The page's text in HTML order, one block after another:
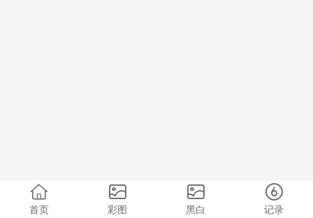
首页 彩图 黑白 记录